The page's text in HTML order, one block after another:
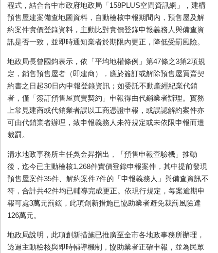
程式，結合台中市政府地政局「158PLUS空間資訊網」，建構
預售屋建案備查地圖資料，自動檢核申報期間內，預售屋及解
約案件實價登錄資料，主動比對實價登錄申報義務人與備查資
訊是否一致，並即時通知業者於期限內更正，降低受罰風險。
地政局長曾國鈞表示，依「平均地權條例」第47條之3第2項規
定，銷售預售屋者（即建商），應於簽訂或解除預售屋買賣契
約書之日起30日內申報登錄資訊；如委託不動產經紀業代銷
者，僅「簽訂預售屋買賣契約」申報得由代銷業者辦理。實務
上常見建商或代銷業者誤以工商憑證申報，或誤認解約案件亦
可由代銷業者辦理，致申報義務人未符規定或未依限申報而遭
裁罰。
清水地政事務所主任吳金昇指出，「預售申報查驗機」推動
後，迄今已主動檢核1,268件實價登錄申報案件，其中提前發現
預售屋案件35件、解約案件7件的「申報義務人」與備查資訊不
符，合計共42件均已輔導完成更正。依現行規定，每案逾期申
報可處3萬元罰鍰，此項創新措施已協助業者避免裁罰風險達
126萬元。
地政局說明，此項創新措施已推廣至全市各地政事務所辦理，
透過主動檢核與即時輔導機制，協助業者正確申報，並為民眾